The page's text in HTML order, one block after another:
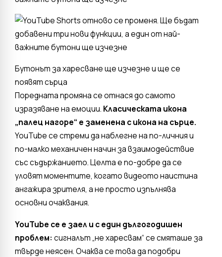
Бутонът за харесване ще изчезне и ще се
появят сърца
Поредната промяна се отнася до самото
изразяване на емоции. Класическата икона
„палец нагоре“ е заменена с икона на сърце.
YouTube се стреми да наблегне на по-личния и
по-малко механичен начин за взаимодействие
със съдържанието. Целта е по-добре да се
уловят моментите, когато видеото наистина
ангажира зрителя, а не просто изпълнява
основни очаквания.
YouTube се e заeл и с един дългогодишен
проблем: сигналът „не харесвам“ се смяташе за
твърде неясен. Очаква се това да подобри